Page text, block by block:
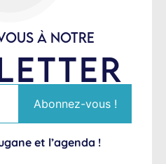
À NOTRE
et l’agenda !